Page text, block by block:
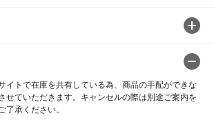
イトで在庫を共有している為、商品の手配ができな
せていただきます。キャンセルの際は別途ご案内を
了承ください。